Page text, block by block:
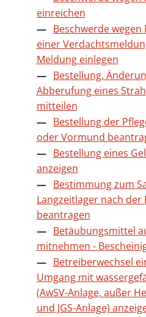
einreichen
Beschwerde
einer
Meldung einlegen
Bestellung,
Abberufung eines
mitteilen
Bestellung der
oder Vormund
Bestellung eines
anzeigen
Bestimmung zum
Langzeitlager nach
beantragen
Betäubungsmittel
mitnehmen -
Betreiberwechsel
Umgang mit
(AwSV-Anlage, außer
und JGS-Anlage)